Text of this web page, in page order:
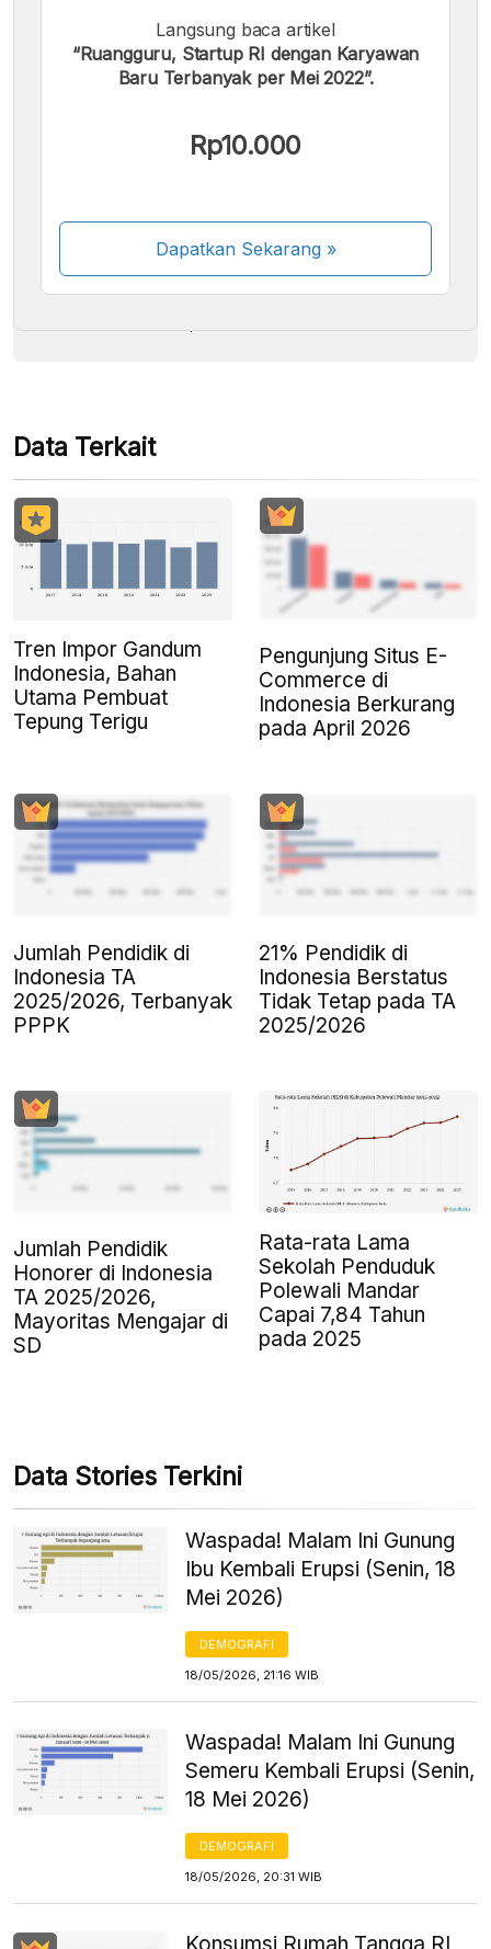
Langsung baca artikel
“Ruangguru, Startup RI dengan Karyawan
Baru Terbanyak per Mei 2022”.
Rp10.000
Dapatkan Sekarang»
Kami menerima pembayaran berikut:
Beberapa metode pembayaran masih dalam
Data Terkait
Tren Impor Gandum
Indonesia, Bahan
Utama Pembuat
Tepung Terigu
Pengunjung Situs E-
Commerce di
Indonesia Berkurang
pada April 2026
Jumlah Pendidik di
Indonesia TA
2025/2026, Terbanyak
PPPK
21% Pendidik di
Indonesia Berstatus
Tidak Tetap pada TA
2025/2026
Jumlah Pendidik
Honorer di Indonesia
TA 2025/2026,
Mayoritas Mengajar di
SD
Rata-rata Lama
Sekolah Penduduk
Polewali Mandar
Capai 7,84 Tahun
pada 2025
Data Stories Terkini
Waspada! Malam Ini Gunung
Ibu Kembali Erupsi (Senin, 18
Mei 2026)
DEMOGRAFI
18/05/2026, 21:16 WIB
Waspada! Malam Ini Gunung
Semeru Kembali Erupsi (Senin,
18 Mei 2026)
DEMOGRAFI
18/05/2026, 20:31 WIB
Konsumsi Rumah Tangga RI